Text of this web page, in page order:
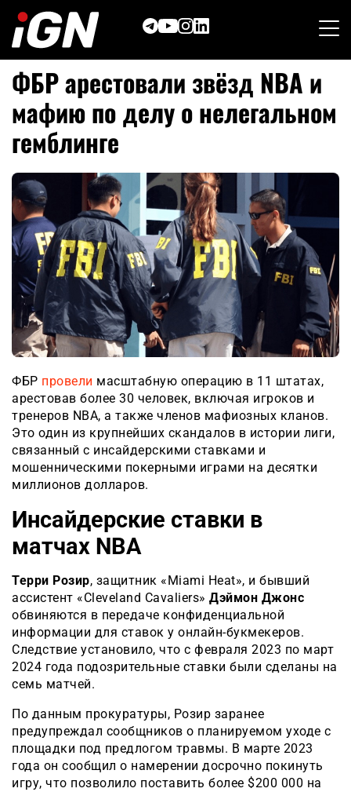
content
ФБР арестовали звёзд NBA и
мафию по делу о нелегальном
гемблинге
ФБР провели масштабную операцию в 11 штатах,
арестовав более 30 человек, включая игроков и
тренеров NBA, а также членов мафиозных кланов.
Это один из крупнейших скандалов в истории лиги,
связанный с инсайдерскими ставками и
мошенническими покерными играми на десятки
миллионов долларов.
Инсайдерские ставки в
матчах NBA
Терри Розир, защитник «Miami Heat», и бывший
ассистент «Cleveland Cavaliers» Дэймон Джонс
обвиняются в передаче конфиденциальной
информации для ставок у онлайн-букмекеров.
Следствие установило, что с февраля 2023 по март
2024 года подозрительные ставки были сделаны на
семь матчей.
По данным прокуратуры, Розир заранее
предупреждал сообщников о планируемом уходе с
площадки под предлогом травмы. В марте 2023
года он сообщил о намерении досрочно покинуть
игру, что позволило поставить более $200 000 на